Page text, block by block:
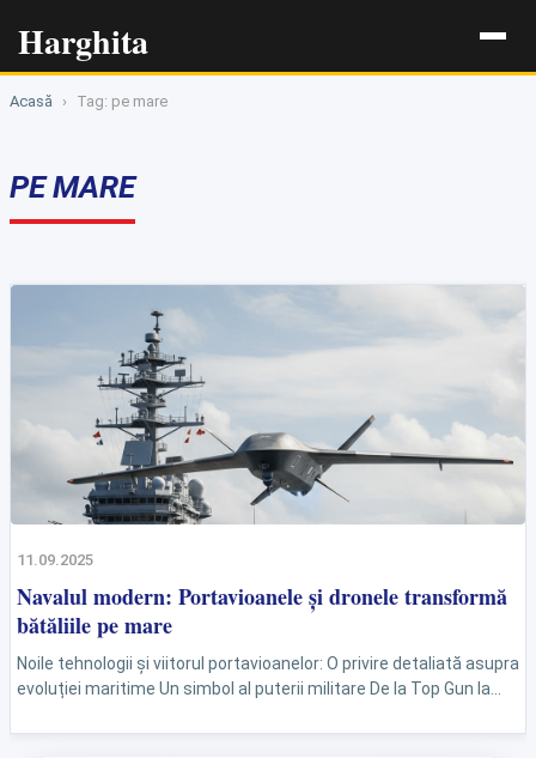
Harghita
Acasă › Tag: pe mare
PE MARE
11.09.2025
Navalul modern: Portavioanele și dronele transformă
bătăliile pe mare
Noile tehnologii și viitorul portavioanelor: O privire detaliată asupra
evoluției maritime Un simbol al puterii militare De la Top Gun la